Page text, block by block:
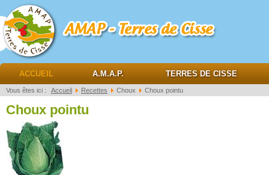
AMAP Terres de cisse
ACCUEIL A.M.A.P. TERRES DE CISSE
Vous êtes ici : Accueil Recettes Choux Choux pointu
Choux pointu